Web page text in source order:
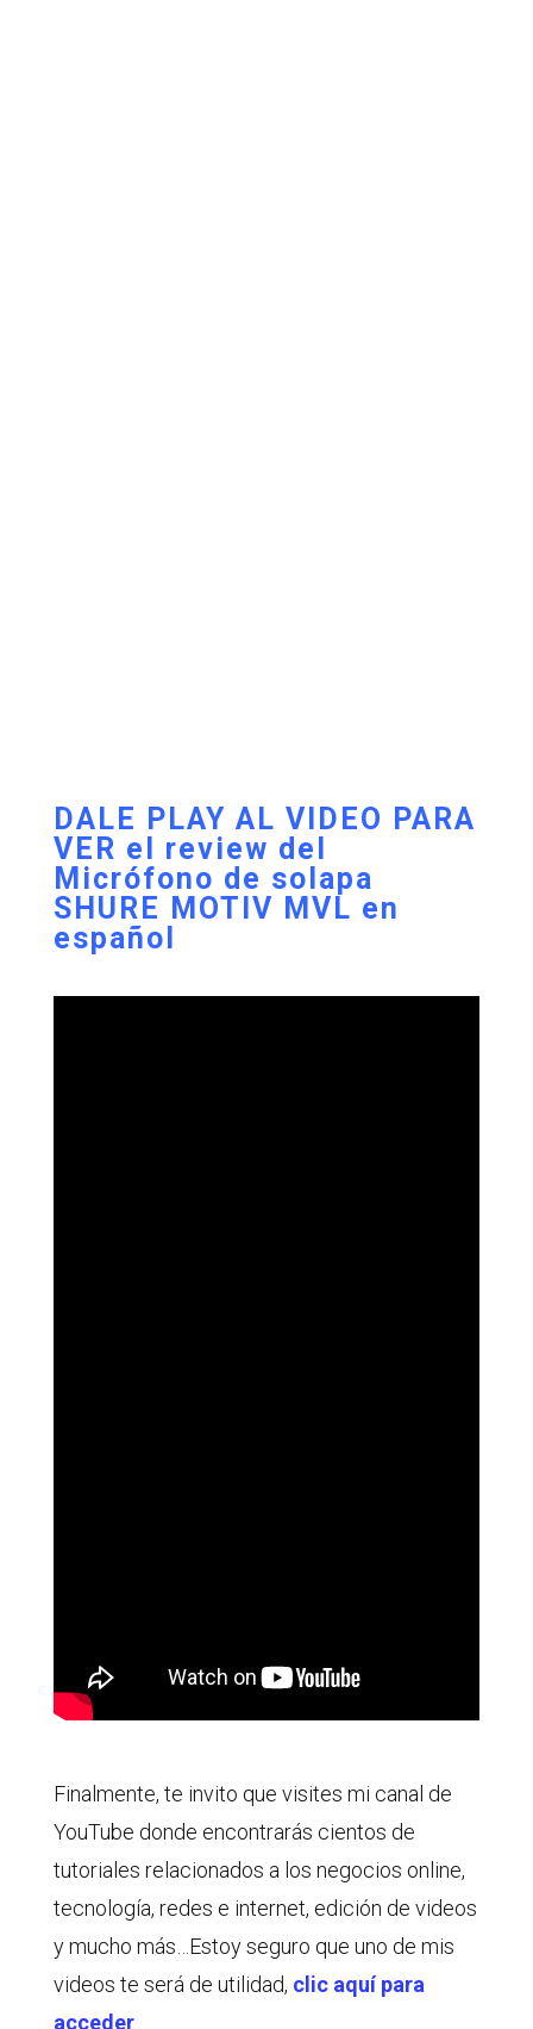
DALE PLAY AL VIDEO PARA
VER el review del
Micrófono de solapa
SHURE MOTIV MVL en
español
Finalmente, te invito que visites mi canal de
YouTube donde encontrarás cientos de
tutoriales relacionados a los negocios online,
tecnología, redes e internet, edición de videos
y mucho más…Estoy seguro que uno de mis
videos te será de utilidad, clic aquí para
acceder